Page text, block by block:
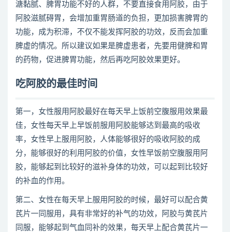
溏黏腻、脾胃功能不好的人群，不要直接食用阿胶，由于
阿胶滋腻碍胃，会增加重胃肠道的负担，更加损害脾胃的
功能，成为积滞，不仅不能发挥阿胶的功效，反而会加重
脾虚的情况。所以建议如果是脾虚患者，先要用健脾和胃
的药物，促进脾胃功能，然后再吃阿胶效果更好。
吃阿胶的最佳时间
第一，女性服用阿胶最好在每天早上饭前空腹服用效果最
佳，女性每天早上早饭前服用阿胶能够达到最高的吸收
率，女性早上服用阿胶，人体能够很好的吸收阿胶的成
分，能够很好的利用阿胶的价值，女性早饭前空腹服用阿
胶，能够起到比较好的滋补身体的功效，可以起到比较好
的补血的作用。
第二、女性在每天早上服用阿胶的时候，最好可以配合黄
芪片一同服用，具有非常好的补气的功效，阿胶与黄芪片
同服，能够起到气血同补的效果，每天早上配合黄芪片一